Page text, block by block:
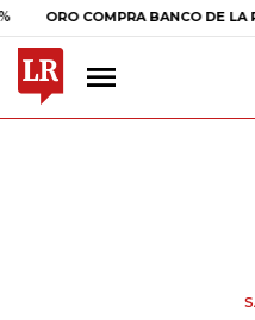
COMPRA BANCO DE LA